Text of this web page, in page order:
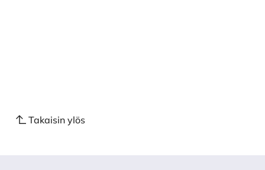
Takaisin ylös